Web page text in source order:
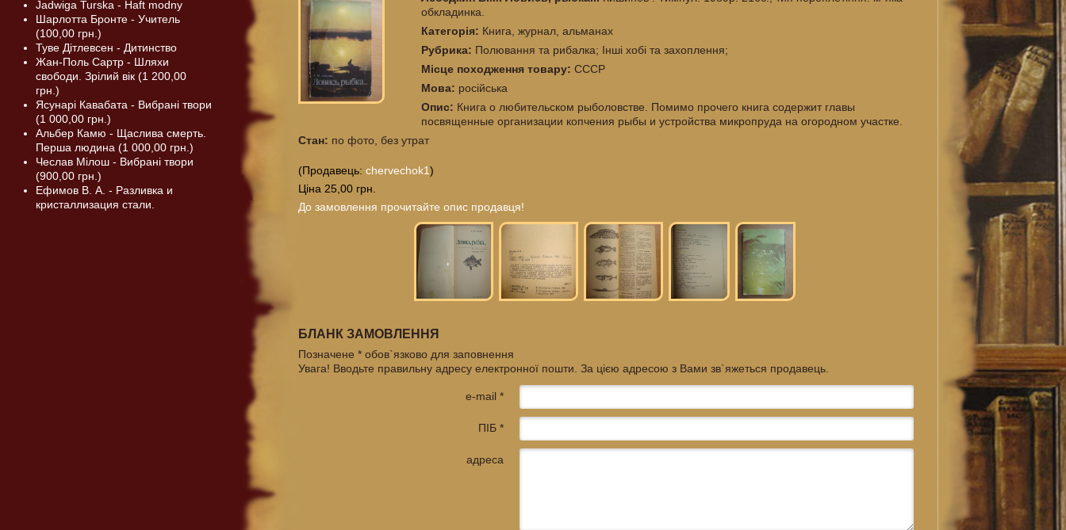
обкладинка.
Категорiя: Книга, журнал, альманах
Рубрика: Полювання та рибалка; Інші хобі та захоплення;
Місце походження товару:СССР
Мова: російська
Опис: Книга о любительском рыболовстве. Помимо прочего книга содержит главы
посвященные организации копчения рыбы и устройства микропруда на огородном участке.
Стан: по фото, без утрат
(Продавець:chervechok1)
Ціна 25,00 грн.
До замовлення прочитайте опис продавця!
БЛАНК ЗАМОВЛЕННЯ
Позначене * обов`язково для заповнення
Увага! Вводьте правильну адресу електронної пошти. За цією адресою з Вами зв`яжеться продавець.
e-mail *
ПІБ *
адреса
Jadwiga Turska - Haft modny
Шарлотта Бронте - Учитель
(100,00 грн.)
Туве Дітлевсен - Дитинство
Жан-Поль Сартр - Шляхи
свободи. Зрілий вік (1 200,00
грн.)
Ясунарі Кавабата - Вибрані твори
(1 000,00 грн.)
Альбер Камю - Щаслива смерть.
Перша людина (1 000,00 грн.)
Чеслав Мілош - Вибрані твори
(900,00 грн.)
Ефимов В. А. - Разливка и
кристаллизация стали.